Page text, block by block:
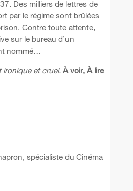
Des milliers de lettres de
par le régime sont brûlées
Contre toute attente,
sur le bureau d’un
nommé…
ironique et cruel. À voir, À lire
spécialiste du Cinéma